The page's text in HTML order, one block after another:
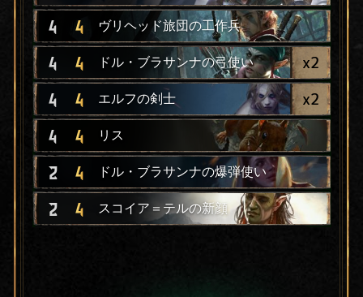
4 4 ヴリヘッド旅団の工作兵
4 4 ドル・ブラサンナの弓使い x2
4 4 エルフの剣士 x2
4 4 リス
2 4 ドル・ブラサンナの爆弾使い
2 4 スコイア＝テルの新顔